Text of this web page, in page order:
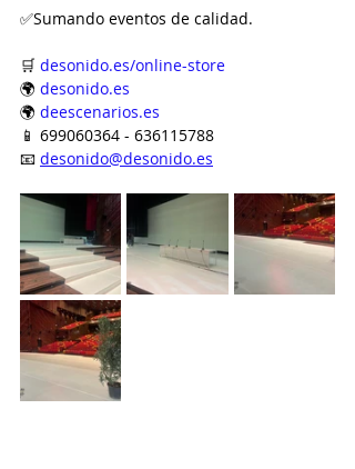
✅Sumando eventos de calidad.
🛒 desonido.es/online-store
🌍 desonido.es
🌍 deescenarios.es
📱 699060364 - 636115788
📧 desonido@desonido.es